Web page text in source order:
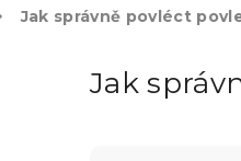
Jak správně povléct
Jak